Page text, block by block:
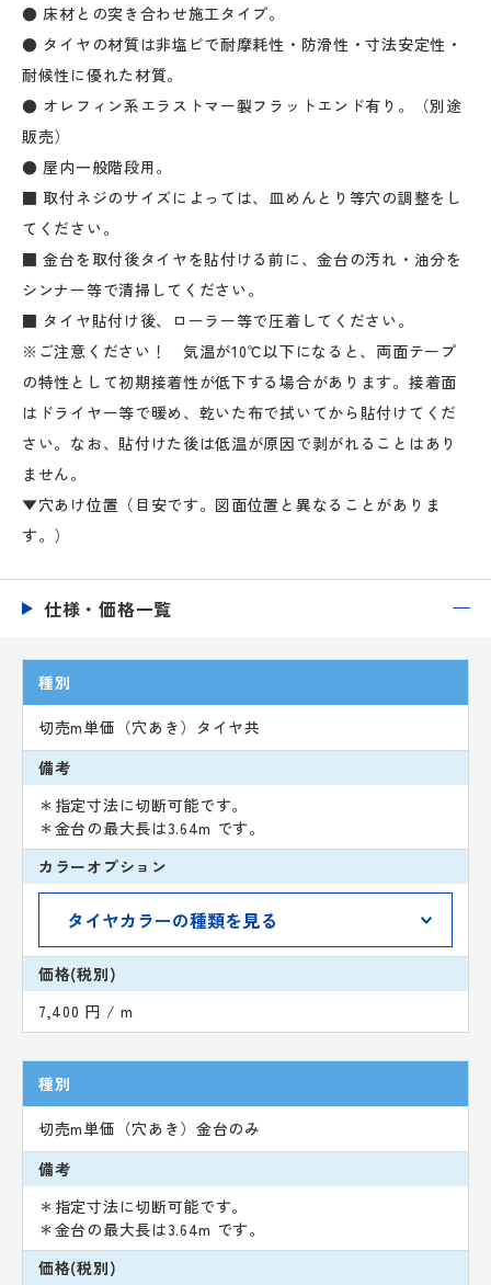
● 床材との突き合わせ施工タイプ。
● タイヤの材質は非塩ビで耐摩耗性・防滑性・寸法安定性・
耐候性に優れた材質。
● オレフィン系エラストマー製フラットエンド有り。（別途
販売）
● 屋内一般階段用。
■ 取付ネジのサイズによっては、皿めんとり等穴の調整をし
てください。
■ 金台を取付後タイヤを貼付ける前に、金台の汚れ・油分を
シンナー等で清掃してください。
■ タイヤ貼付け後、ローラー等で圧着してください。
※ご注意ください！ 気温が10℃以下になると、両面テープ
の特性として初期接着性が低下する場合があります。接着面
はドライヤー等で暖め、乾いた布で拭いてから貼付けてくだ
さい。なお、貼付けた後は低温が原因で剥がれることはあり
ません。
▼穴あけ位置（目安です。図面位置と異なることがありま
す。）
仕様・価格一覧
種別
切売m単価（穴あき）タイヤ共
備考
＊指定寸法に切断可能です。
＊金台の最大長は3.64m です。
カラーオプション
価格(税別)
7,400 円 / m
種別
切売m単価（穴あき）金台のみ
備考
＊指定寸法に切断可能です。
＊金台の最大長は3.64m です。
価格(税別)